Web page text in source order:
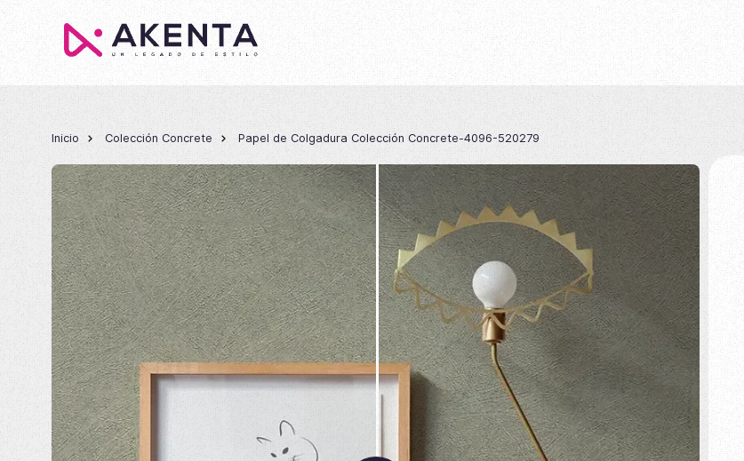
Inicio Colección Concrete Papel de Colgadura Colección Concrete-4096-520279